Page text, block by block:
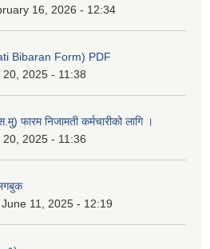
16, 2026 - 12:34
Bibaran Form) PDF
20, 2025 - 11:38
फारम निजामती कर्मचारीको लागि ।
20, 2025 - 11:36
11, 2025 - 12:19